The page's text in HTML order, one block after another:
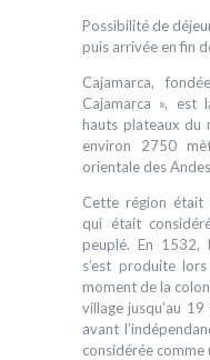
Possibilité de
puis arrivée en fin
Cajamarca,
Cajamarca »,
hauts plateaux du
environ 2750
orientale des
Cette région était
qui était
peuplé. En 1532,
s’est produite
moment de la
village jusqu’au
avant
considérée comme